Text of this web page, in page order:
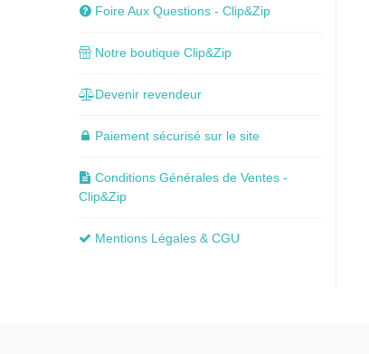
Foire Aux Questions - Clip&Zip
Notre boutique Clip&Zip
Devenir revendeur
Paiement sécurisé sur le site
Conditions Générales de Ventes -
Clip&Zip
Mentions Légales & CGU